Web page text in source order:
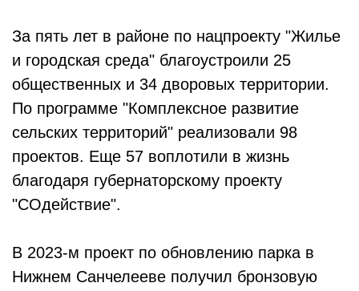
За пять лет в районе по нацпроекту "Жилье
и городская среда" благоустроили 25
общественных и 34 дворовых территории.
По программе "Комплексное развитие
сельских территорий" реализовали 98
проектов. Еще 57 воплотили в жизнь
благодаря губернаторскому проекту
"СОдействие".
В 2023-м проект по обновлению парка в
Нижнем Санчелееве получил бронзовую